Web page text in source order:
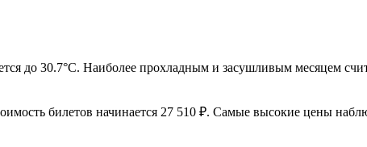
до 30.7°C. Наиболее прохладным и засушливым месяцем
билетов начинается 27 510 ₽. Самые высокие цены